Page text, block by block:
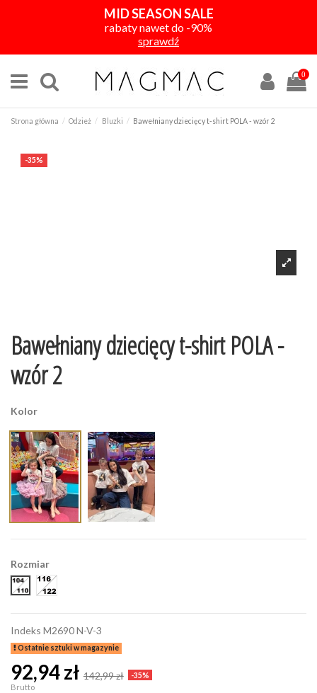
MID SEASON SALE
rabaty nawet do -90%
sprawdź
0
Strona główna Odzież Bluzki Bawełniany dziecięcy t-shirt POLA - wzór 2
-35%
Bawełniany dziecięcy t-shirt POLA -
wzór 2
Kolor
Rozmiar
104-110116-122
Indeks M2690 N-V-3
Ostatnie sztuki w magazynie
92,94 zł 142,99 zł -35%
Brutto